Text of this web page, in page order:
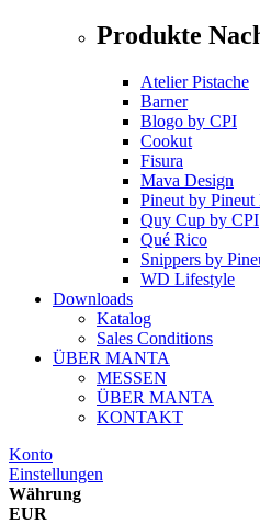
Produkte
Atelier Pistache
Barner
Blogo by CPI
Cookut
Fisura
Mava Design
Pineut by
Quy Cup by CPI
Qué Rico
Snippers by
WD Lifestyle
Downloads
Katalog
Sales Conditions
ÜBER MANTA
MESSEN
ÜBER MANTA
KONTAKT
Konto
Einstellungen
Währung
EUR